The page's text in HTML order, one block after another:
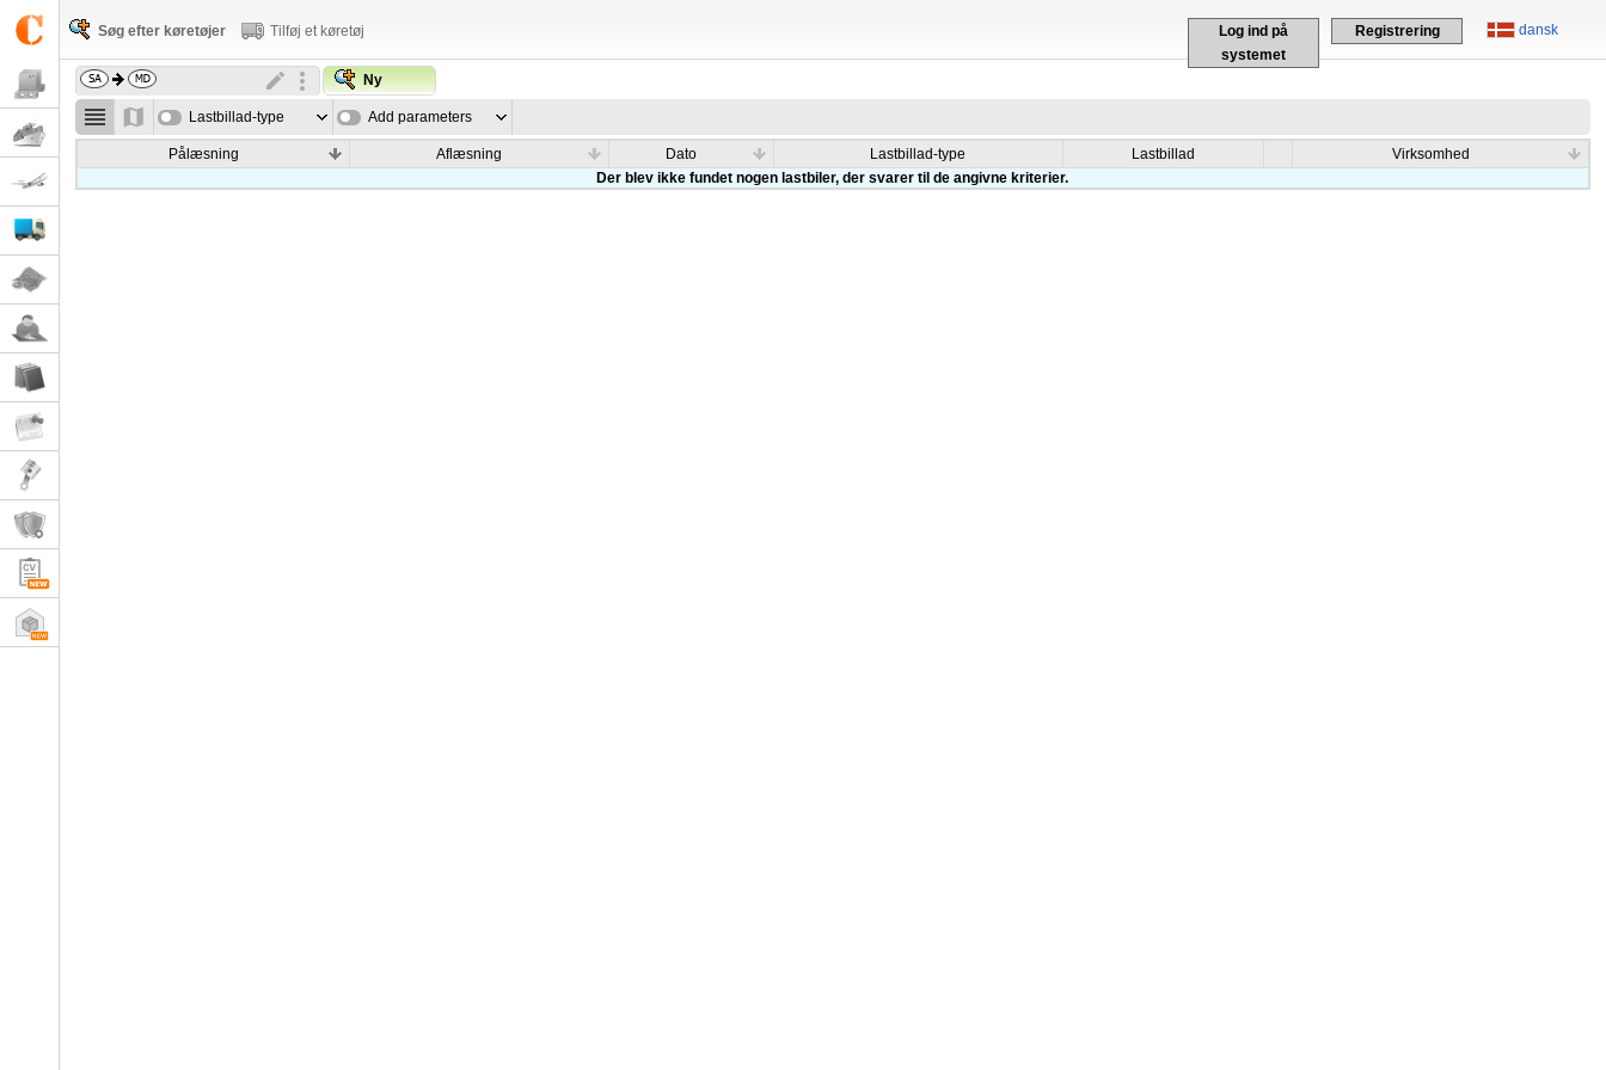
dansk
Log ind på
systemet
Registrering
Søg efter køretøjer Tilføj et køretøj
Ny
Lastbillad-type Add parameters
Pålæsning Aflæsning Dato Lastbillad-type Lastbillad
Virksomhed
Der blev ikke fundet nogen lastbiler, der svarer til de angivne kriterier.